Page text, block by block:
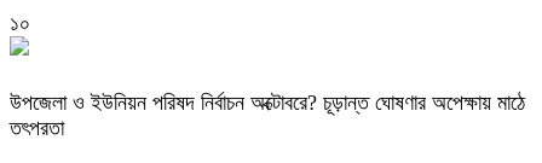
১০
উপজেলা ও ইউনিয়ন পরিষদ নির্বাচন অক্টোবরে? চূড়ান্ত ঘোষণার অপেক্ষায় মাঠে
তৎপরতা